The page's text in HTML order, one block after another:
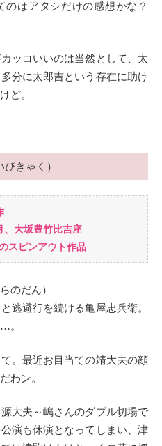
はアタシだけの感想かな？
ッコいいのは当然として、太
分に太郎吉という存在に助け
ど。
びきゃく）
大坂豊竹比吉座
スピンアウト作品
のだん）
逃避行を続ける亀屋忠兵衛。
。
。最近お目当ての靖大夫の顔
わン。
大夫～嶋さんのダブル切場で
演も休演となってしまい、津